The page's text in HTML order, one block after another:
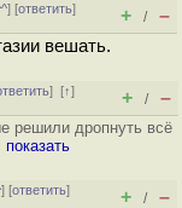
] [ответить]
+ / –
вешать.
][↑]
+ / –
решили дропнуть всё
показать
] [ответить]
+ / –